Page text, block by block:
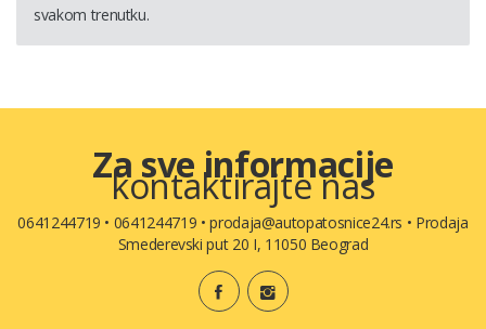
svakom trenutku.
Za sve informacije
kontaktirajte nas
0641244719 • 0641244719 •prodaja@autopatosnice24.rs • Prodaja
Smederevski put 20 I, 11050 Beograd